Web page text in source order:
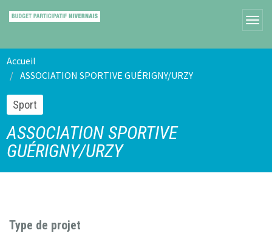
Accueil
ASSOCIATION SPORTIVE GUÉRIGNY/URZY
Sport
ASSOCIATION SPORTIVE
GUÉRIGNY/URZY
Type de projet